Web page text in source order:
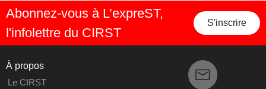
Abonnez-vous à L’expreST,
l'infolettre du CIRST
S'inscrire
À propos
Le CIRST